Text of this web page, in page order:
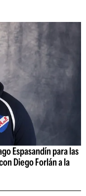
Espasandín para las
Diego Forlán a la